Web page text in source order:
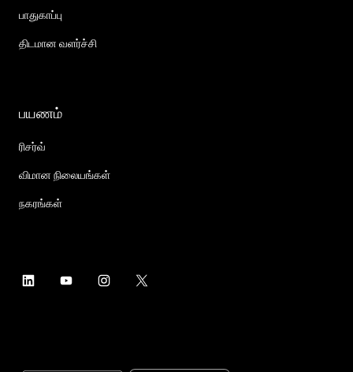
பாதுகாப்பு
திடமான வளர்ச்சி
பயணம்
ரிசர்வ்
விமான நிலையங்கள்
நகரங்கள்